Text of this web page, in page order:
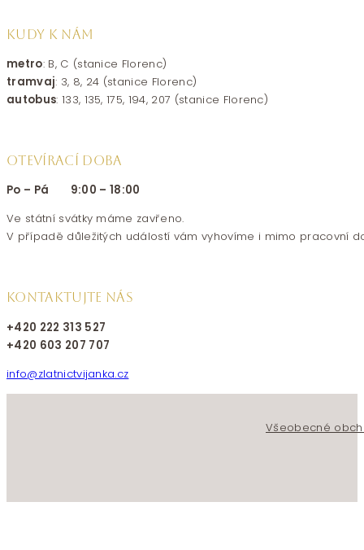
KUDY K NÁM
metro: B, C (stanice Florenc)
tramvaj: 3, 8, 24 (stanice Florenc)
autobus: 133, 135, 175, 194, 207 (stanice Florenc)
OTEVÍRACÍ DOBA
Po – Pá 9:00 – 18:00
Ve státní svátky máme zavřeno.
V případě důležitých událostí vám vyhovíme i mimo pracovní
KONTAKTUJTE NÁS
+420 222 313 527
+420 603 207 707
info@zlatnictvijanka.cz
Všeobecné